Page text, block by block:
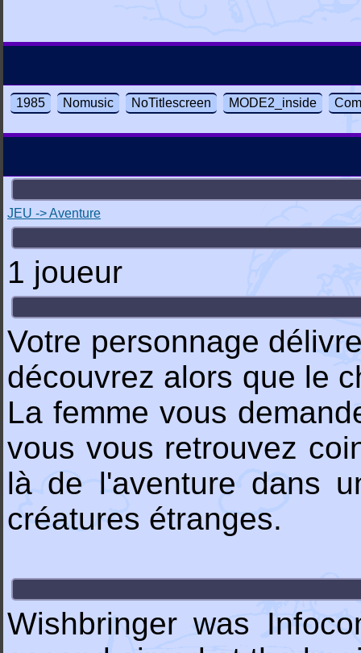
1985 Nomusic NoTitlescreen MODE2_inside
JEU -> Aventure
1 joueur
Votre personnage
découvrez alors que le
La femme vous
vous vous retrouvez
là de l'aventure dans
créatures étranges.
Wishbringer was